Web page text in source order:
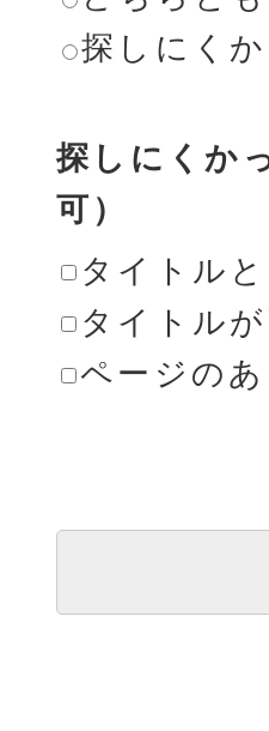
探しにく
探しにくか
可）
タイトル
タイトル
ページの